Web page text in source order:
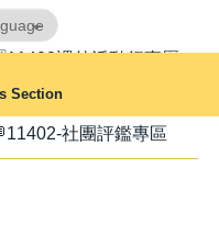
Section
Translate
課外活動行事曆
社團評鑑專區